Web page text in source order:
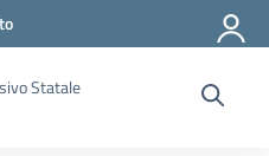
Statale